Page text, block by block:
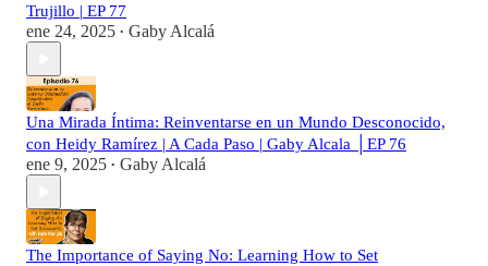
Trujillo | EP 77
ene 24, 2025 • Gaby Alcalá
Una Mirada Íntima: Reinventarse en un Mundo Desconocido,
con Heidy Ramírez | A Cada Paso | Gaby Alcala │EP 76
ene 9, 2025 • Gaby Alcalá
The Importance of Saying No: Learning How to Set